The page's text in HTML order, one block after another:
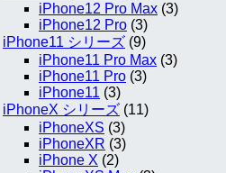
iPhone12 Pro Max (3)
iPhone12 Pro (3)
iPhone11 シリーズ (9)
iPhone11 Pro Max (3)
iPhone11 Pro (3)
iPhone11 (3)
iPhoneX シリーズ (11)
iPhoneXS (3)
iPhoneXR (3)
iPhone X (2)